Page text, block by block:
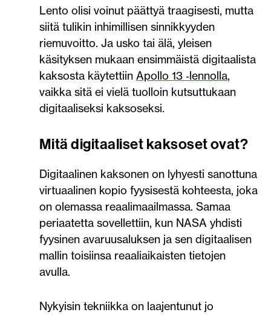
Lento olisi voinut päättyä traagisesti, mutta
siitä tulikin inhimillisen sinnikkyyden
riemuvoitto. Ja usko tai älä, yleisen
käsityksen mukaan ensimmäistä digitaalista
kaksosta käytettiin Apollo 13 ‑lennolla,
vaikka sitä ei vielä tuolloin kutsuttukaan
digitaaliseksi kaksoseksi.
Mitä digitaaliset kaksoset ovat?
Digitaalinen kaksonen on lyhyesti sanottuna
virtuaalinen kopio fyysisestä kohteesta, joka
on olemassa reaalimaailmassa. Samaa
periaatetta sovellettiin, kun NASA yhdisti
fyysinen avaruusaluksen ja sen digitaalisen
mallin toisiinsa reaaliaikaisten tietojen
avulla.
Nykyisin tekniikka on laajentunut jo